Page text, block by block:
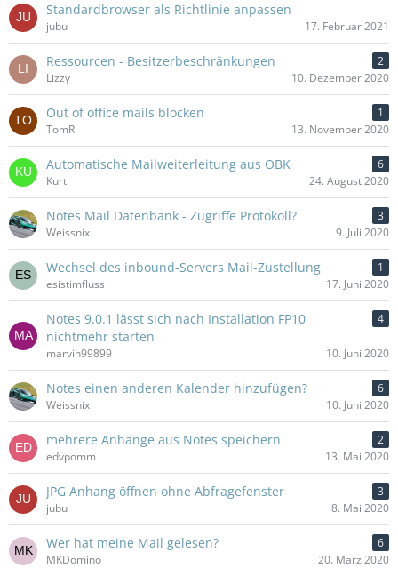
Standardbrowser als Richtlinie anpassen
jubu 17. Februar 2021
Ressourcen - Besitzerbeschränkungen
2
Lizzy
10. Dezember 2020
Out of office mails blocken
1
TomR
13. November 2020
Automatische Mailweiterleitung aus OBK
6
Kurt
24. August 2020
Notes Mail Datenbank - Zugriffe Protokoll?
3
Weissnix
9. Juli 2020
Wechsel des inbound-Servers Mail-Zustellung
1
esistimfluss
17. Juni 2020
Notes 9.0.1 lässt sich nach Installation FP10
nichtmehr starten
4
marvin99899 10. Juni 2020
Notes einen anderen Kalender hinzufügen?
6
Weissnix
10. Juni 2020
mehrere Anhänge aus Notes speichern
2
edvpomm
13. Mai 2020
JPG Anhang öffnen ohne Abfragefenster
3
jubu
8. Mai 2020
Wer hat meine Mail gelesen?
6
MKDomino
20. März 2020